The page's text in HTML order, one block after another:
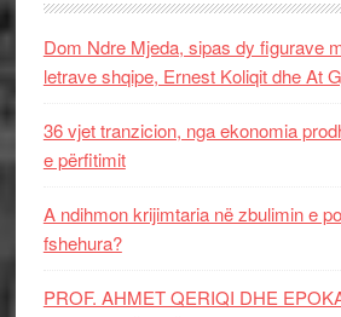
Dom Ndre Mjeda, sipas dy figurave
letrave shqipe, Ernest Koliqit dhe At
36 vjet tranzicion, nga ekonomia
e përfitimit
A ndihmon krijimtaria në zbulimin e
fshehura?
PROF. AHMET QERIQI DHE